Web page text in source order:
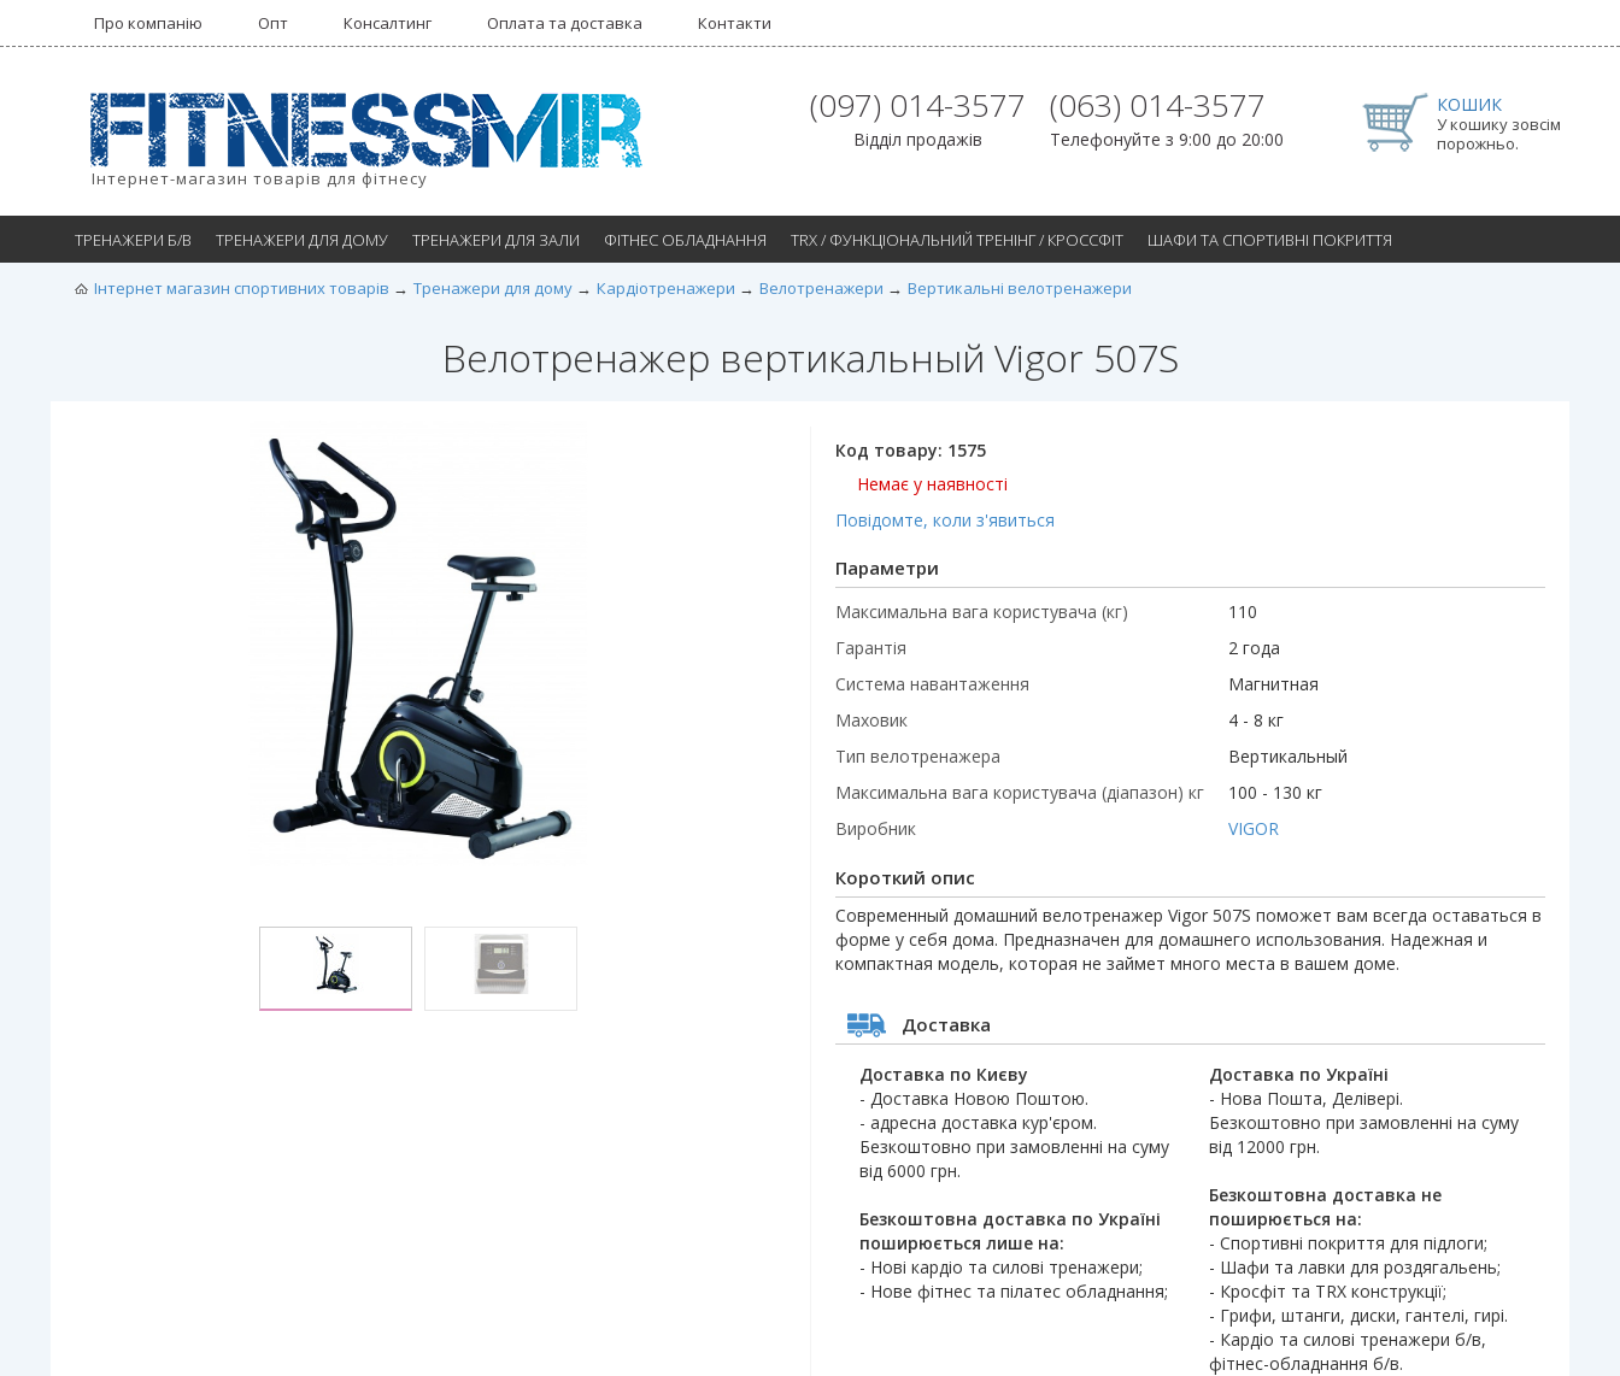
Про компанію Опт Консалтинг Оплата та доставка Контакти
Інтернет-магазин товарів для фітнесу
(063) 014-3577
Телефонуйте з 9:00 до 20:00
(097) 014-3577
Відділ продажів
КОШИК
У кошику зовсім
порожньо.
ТРЕНАЖЕРИ Б/В ТРЕНАЖЕРИ ДЛЯ ДОМУ ТРЕНАЖЕРИ ДЛЯ ЗАЛИ ФІТНЕС ОБЛАДНАННЯ TRX / ФУНКЦІОНАЛЬНИЙ ТРЕНІНГ / КРОССФІТ ШАФИ ТА СПОРТИВНІ ПОКРИТТЯ
Інтернет магазин спортивних товарів Тренажери для дому Кардіотренажери Велотренажери Вертикальні велотренажери
Велотренажер вертикальный Vigor 507S
Код товару: 1575
Немає у наявності
Повідомте, коли з'явиться
Параметри
Максимальна вага користувача (кг)
110
Гарантія
2 года
Система навантаження
Магнитная
Маховик
4 - 8 кг
Тип велотренажера
Вертикальный
Максимальна вага користувача (діапазон) кг
100 - 130 кг
Виробник
VIGOR
Короткий опис
Современный домашний велотренажер Vigor 507S поможет вам всегда оставаться в
форме у себя дома. Предназначен для домашнего использования. Надежная и
компактная модель, которая не займет много места в вашем доме.
Доставка
Доставка по Києву
- Доставка Новою Поштою.
- адресна доставка кур'єром.
Безкоштовно при замовленні на суму
від 6000 грн.
Безкоштовна доставка по Україні
поширюється лише на:
- Нові кардіо та силові тренажери;
- Нове фітнес та пілатес обладнання;
Доставка по Україні
- Нова Пошта, Делівері.
Безкоштовно при замовленні на суму
від 12000 грн.
Безкоштовна доставка не
поширюється на:
- Спортивні покриття для підлоги;
- Шафи та лавки для роздягальень;
- Кросфіт та TRX конструкції;
- Грифи, штанги, диски, гантелі, гирі.
- Кардіо та силові тренажери б/в,
фітнес-обладнання б/в.